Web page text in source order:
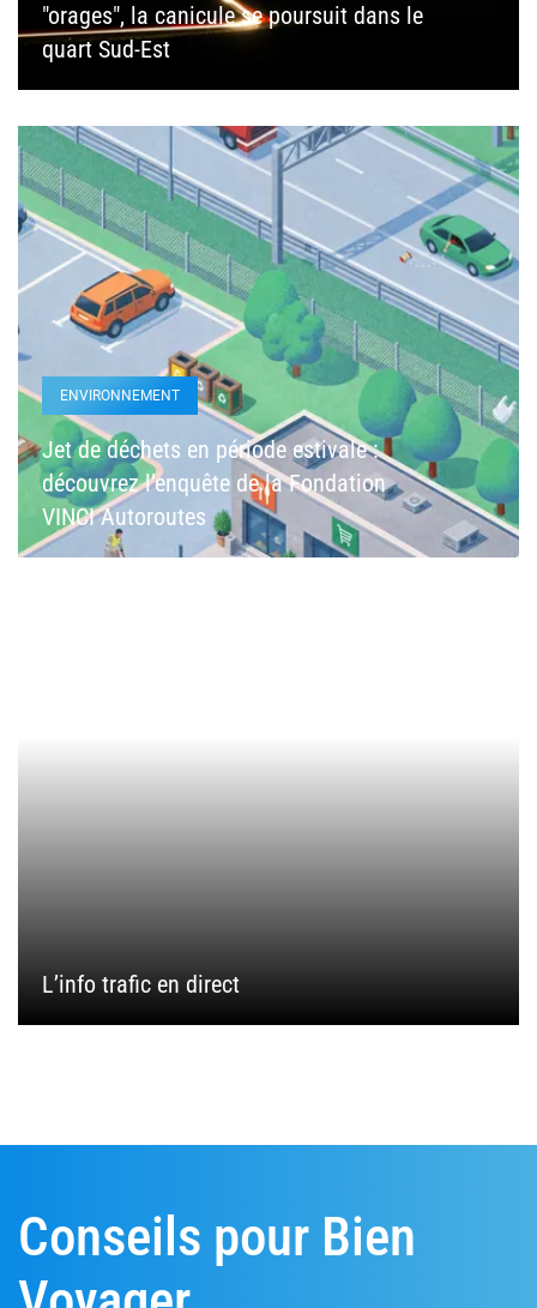
"orages", la canicule se poursuit dans le
quart Sud-Est
ENVIRONNEMENT
Jet de déchets en période estivale :
découvrez l’enquête de la Fondation
VINCI Autoroutes
L’info trafic en direct
Conseils pour Bien